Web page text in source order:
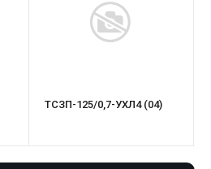
ТСЗП-125/0,7-УХЛ4 (04)